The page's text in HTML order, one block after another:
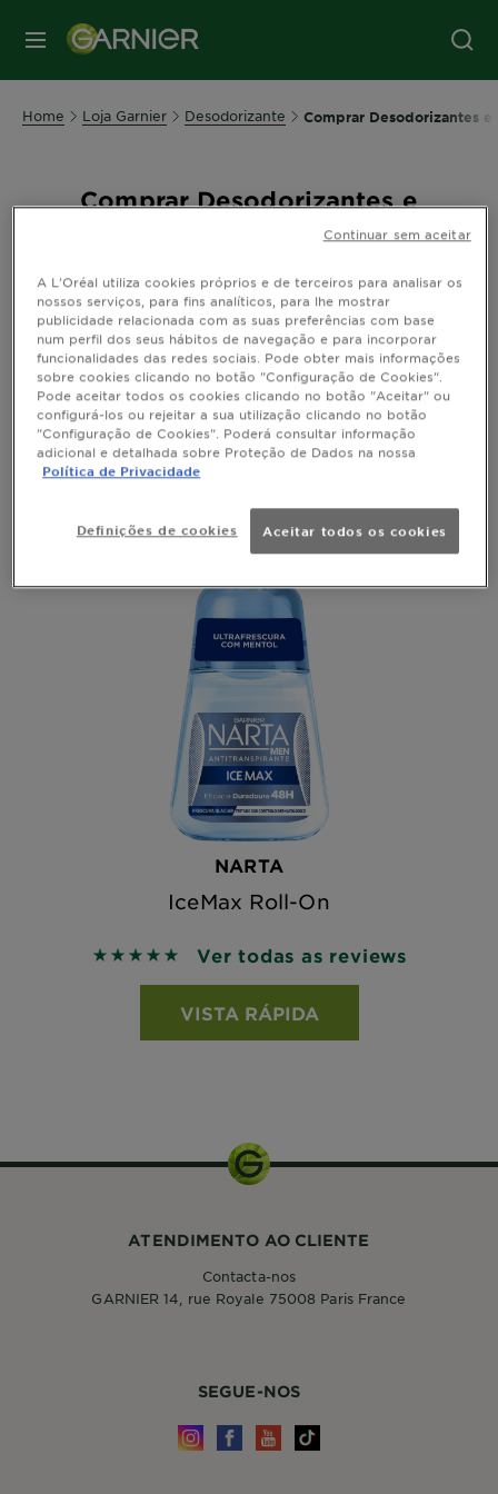
MENU
Home Loja Garnier Desodorizante Comprar Desodorizantes
Comprar Desodorizantes e
Antitranspirantes - IceMax
Frescura glacial para as tuas axilas!
Experimenta Ice Max da Garnier e diz adeus
à transpiração. Proteção eficaz e aroma
revigorante, tudo num só desodorizante!
Filters Ordenar por
Ordenar de A a Z
NARTA
IceMax Roll-On
5 out of 5 stars based on reviews
Ver todas as reviews
VISTA RÁPIDA
SEGUE-NOS
ATENDIMENTO AO CLIENTE
Contacta-nos
GARNIER 14, rue Royale 75008 Paris France
A L'Oréal utiliza cookies próprios e de terceiros para analisar os
nossos serviços, para fins analíticos, para lhe mostrar
publicidade relacionada com as suas preferências com base
num perfil dos seus hábitos de navegação e para incorporar
funcionalidades das redes sociais. Pode obter mais informações
sobre cookies clicando no botão "Configuração de Cookies".
Pode aceitar todos os cookies clicando no botão "Aceitar" ou
configurá-los ou rejeitar a sua utilização clicando no botão
"Configuração de Cookies". Poderá consultar informação
adicional e detalhada sobre Proteção de Dados na nossa
Política de Privacidade
Definições de cookies Aceitar todos os cookies
Continuar sem aceitar